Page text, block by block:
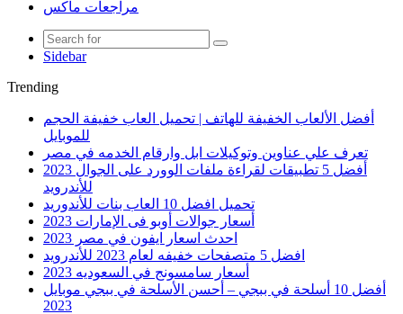
مراجعات ماكس
Sidebar
Trending
أفضل الألعاب الخفيفة للهاتف | تحميل العاب خفيفة الحجم
للموبايل
تعرف علي عناوين وتوكيلات ابل وارقام الخدمه في مصر
أفضل 5 تطبيقات لقراءة ملفات الوورد على الجوال 2023
للأندرويد
تحميل افضل 10 العاب بنات للأندوريد
أسعار جوالات أوبو فى الإمارات 2023
احدث اسعار ايفون في مصر 2023
افضل 5 متصفحات خفيفه لعام 2023 للأندرويد
أسعار سامسونج في السعوديه 2023
أفضل 10 أسلحة في ببجي – أحسن الأسلحة في ببجي موبايل
2023